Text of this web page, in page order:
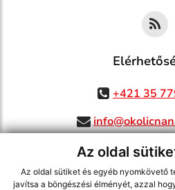
Az oldal
Az oldal sütiket és egyéb nyomkövető
javítsa a böngészési élményét, azzal
+421 35
jusson a legfrissebb információkhoz